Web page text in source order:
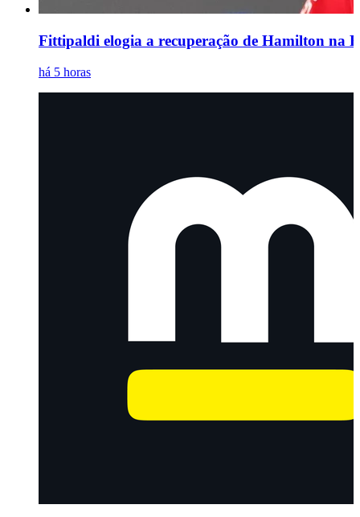
Fittipaldi elogia a recuperação de Hamilton na
há 5 horas